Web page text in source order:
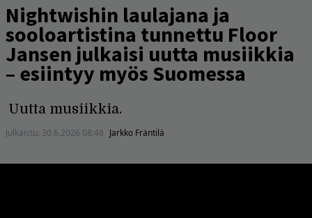
Nightwishin laulajana ja
sooloartistina tunnettu Floor
Jansen julkaisi uutta musiikkia
– esiintyy myös Suomessa
Uutta musiikkia.
Julkaistu: 30.6.2026 08:48 Jarkko Fräntilä